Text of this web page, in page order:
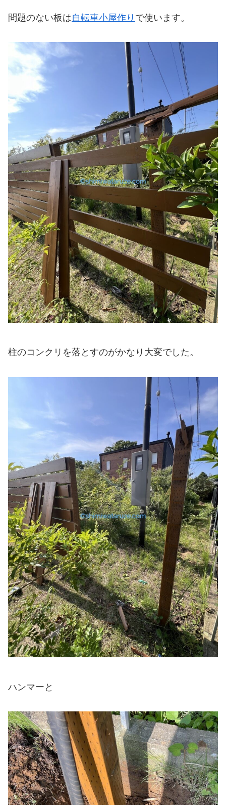
問題のない板は自転車小屋作り で使います。
柱のコンクリを落とすのがかなり大変でした。
ハンマーと